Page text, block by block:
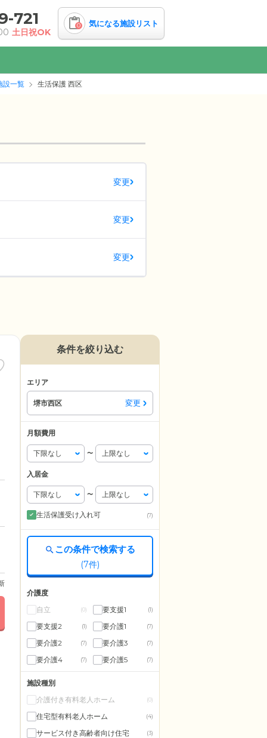
721
土日祝OK
0 気になる施設リスト
設一覧 生活保護 西区
変更
変更
変更
条件を絞り込む
エリア
堺市西区 変更
月額費用
〜
入居金
〜
生活保護受け入れ可 (7)
この条件で検索する
(7件)
介護度
自立
(0) 要支援1 (1)
要支援2 (1) 要介護1 (7)
要介護2 (7) 要介護3 (7)
要介護4 (7) 要介護5 (7)
施設種別
介護付き有料老人ホーム
(0)
住宅型有料老人ホーム (4)
サービス付き高齢者向け住宅 (3)